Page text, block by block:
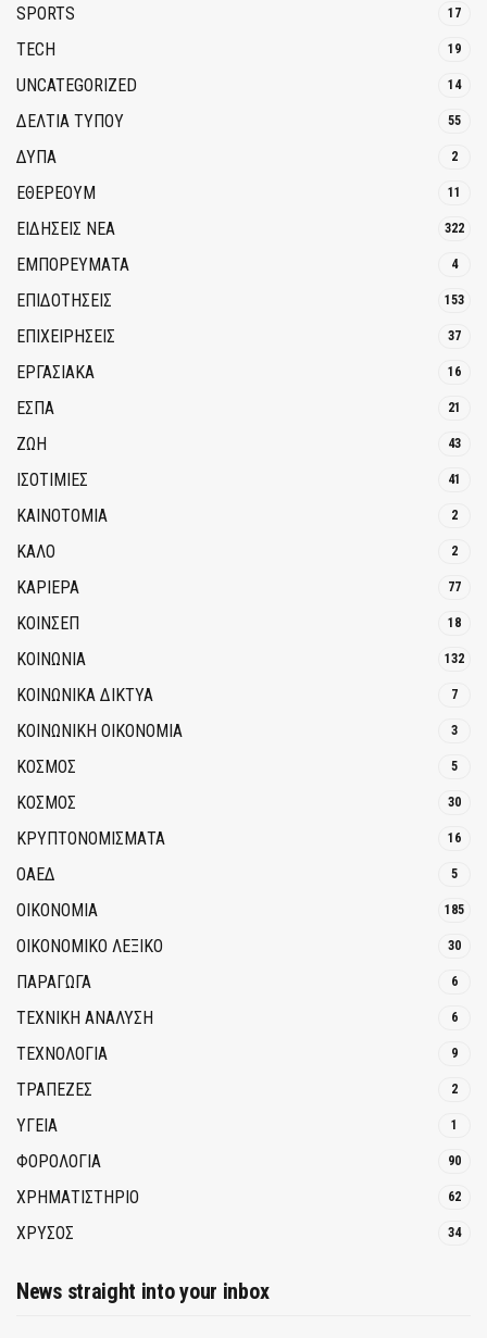
SPORTS 17
TECH 19
UNCATEGORIZED 14
ΔΕΛΤΙΑ ΤΥΠΟΥ 55
ΔΥΠΑ 2
ΕΘΈΡΕΟΥΜ 11
ΕΙΔΗΣΕΙΣ ΝΕΑ 322
ΕΜΠΟΡΕΥΜΑΤΑ 4
ΕΠΙΔΟΤΗΣΕΙΣ 153
ΕΠΙΧΕΙΡΗΣΕΙΣ 37
ΕΡΓΑΣΙΑΚΑ 16
ΕΣΠΑ 21
ΖΩΗ 43
ΙΣΟΤΙΜΙΕΣ 41
ΚΑΙΝΟΤΟΜΊΑ 2
ΚΑΛΟ 2
ΚΑΡΙΕΡΑ 77
ΚΟΙΝΣΕΠ 18
ΚΟΙΝΩΝΙΑ 132
ΚΟΙΝΩΝΙΚΆ ΔΊΚΤΥΑ 7
ΚΟΙΝΩΝΙΚΉ ΟΙΚΟΝΟΜΊΑ 3
ΚΟΣΜΟΣ 5
ΚΟΣΜΟΣ 30
ΚΡΥΠΤΟΝΟΜΊΣΜΑΤΑ 16
ΟΑΕΔ 5
ΟΙΚΟΝΟΜΙΑ 185
ΟΙΚΟΝΟΜΙΚΟ ΛΕΞΙΚΟ 30
ΠΑΡΑΓΩΓΑ 6
ΤΕΧΝΙΚΗ ΑΝΑΛΥΣΗ 6
ΤΕΧΝΟΛΟΓΙΑ 9
ΤΡΆΠΕΖΕΣ 2
ΥΓΕΙΑ 1
ΦΟΡΟΛΟΓΙΑ 90
ΧΡΗΜΑΤΙΣΤΗΡΙΟ 62
ΧΡΥΣΟΣ 34
News straight into your inbox